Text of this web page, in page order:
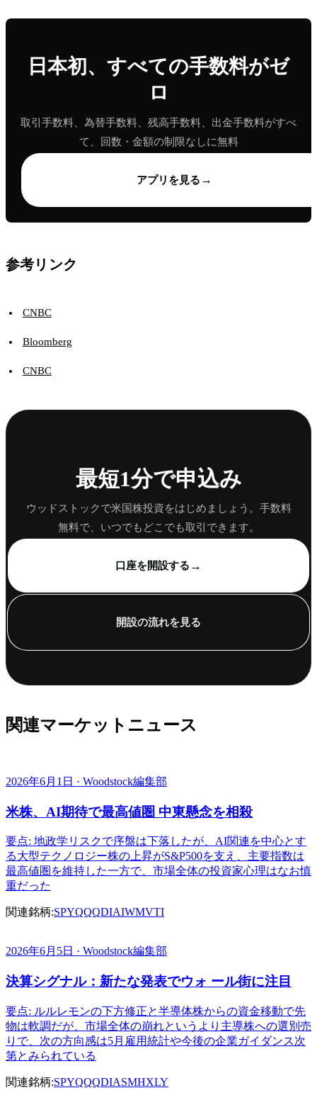
日本初、すべての手数料がゼ
ロ
取引手数料、為替手数料、残高手数料、出金手数料がすべ
て、回数・金額の制限なしに無料
アプリを見る →
参考リンク
CNBC
Bloomberg
CNBC
最短1分で申込み
ウッドストックで米国株投資をはじめましょう。手数料
無料で、いつでもどこでも取引できます。
口座を開設する →
開設の流れを見る
関連マーケットニュース
2026年6月1日 · Woodstock編集部
米株、AI期待で最高値圏 中東懸念を相殺
要点: 地政学リスクで序盤は下落したが、AI関連を中心とす
る大型テクノロジー株の上昇がS&P500を支え、主要指数は
最高値圏を維持した一方で、市場全体の投資家心理はなお慎
重だった
関連銘柄:SPYQQQDIAIWMVTI
2026年6月5日 · Woodstock編集部
決算シグナル：新たな発表でウォ ール街に注目
要点: ルルレモンの下方修正と半導体株からの資金移動で先
物は軟調だが、市場全体の崩れというより主導株への選別売
りで、次の方向感は5月雇用統計や今後の企業ガイダンス次
第とみられている
関連銘柄:SPYQQQDIASMHXLY